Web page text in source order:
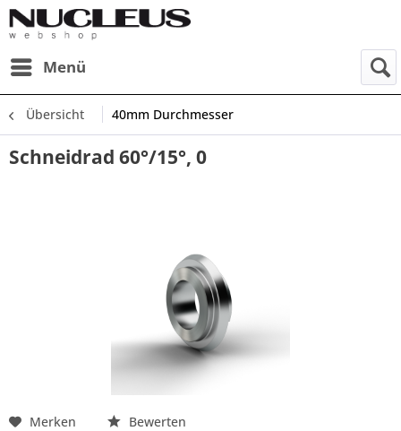
Menü
Übersicht 40mm Durchmesser
Schneidrad 60°/15°, 0
Merken Bewerten